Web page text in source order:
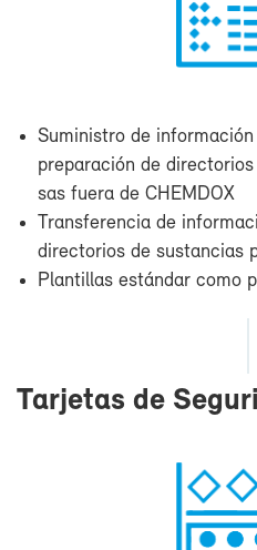
Su­mi­nis­tro de
pre­pa­ra­ción de
sas fue­ra de CHEM­DOX
Trans­fe­ren­cia de
di­rec­to­rios de sus­tan­cias
Plan­ti­llas es­tán­dar co­mo
Tar­je­tas de